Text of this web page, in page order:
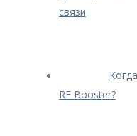
связи
RF Booster?